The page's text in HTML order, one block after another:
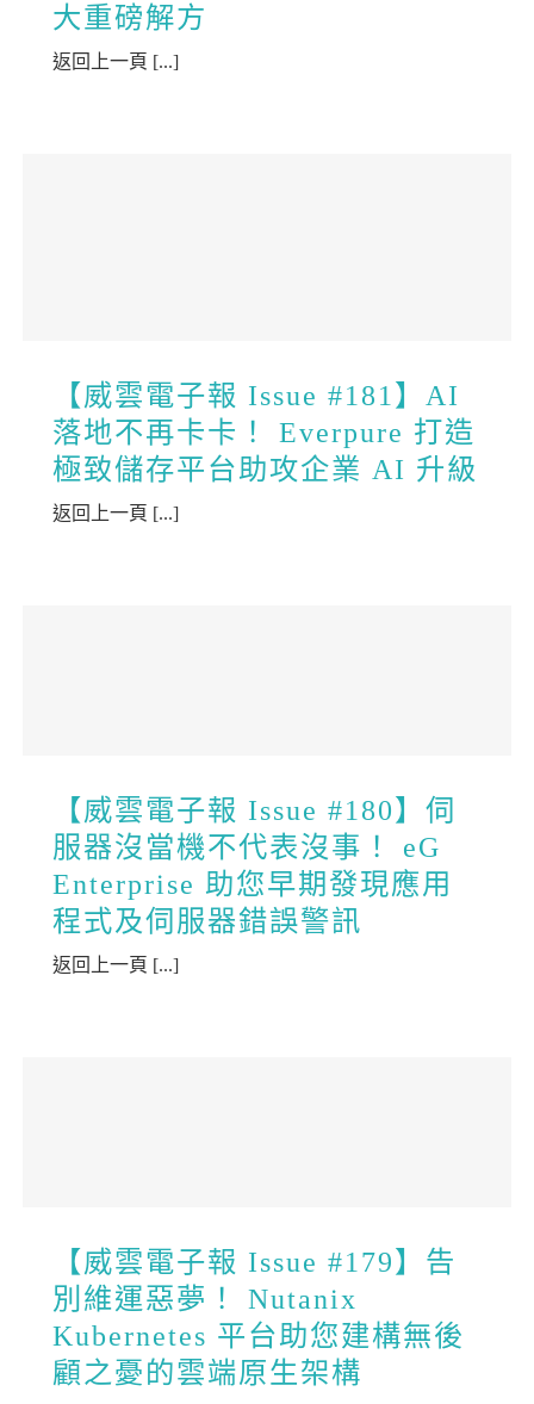
大重磅解方
返回上一頁 [...]
【威雲電子報 Issue #181】AI
落地不再卡卡！ Everpure 打造
極致儲存平台助攻企業 AI 升級
返回上一頁 [...]
【威雲電子報 Issue #180】伺
服器沒當機不代表沒事！ eG
Enterprise 助您早期發現應用
程式及伺服器錯誤警訊
返回上一頁 [...]
【威雲電子報 Issue #179】告
別維運惡夢！ Nutanix
Kubernetes 平台助您建構無後
顧之憂的雲端原生架構